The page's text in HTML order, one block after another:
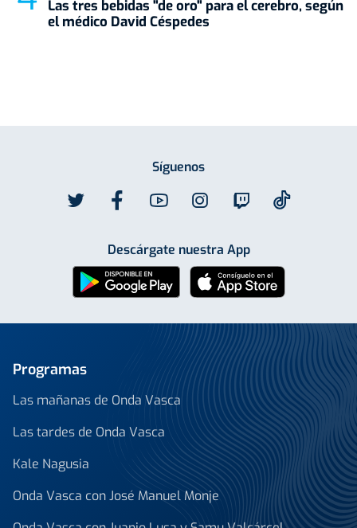
Las tres bebidas "de oro" para el cerebro, según
el médico David Céspedes
Síguenos
Descárgate nuestra App
Programas
Las mañanas de Onda Vasca
Las tardes de Onda Vasca
Kale Nagusia
Onda Vasca con José Manuel Monje